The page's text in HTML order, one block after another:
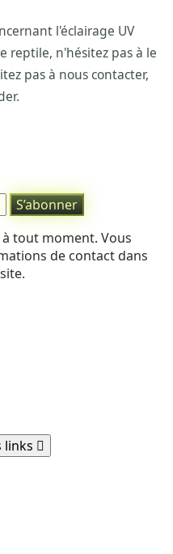
l'éclairage UV
reptile, n'hésitez pas à le
pas à nous contacter,
tout moment. Vous
de contact dans
links 